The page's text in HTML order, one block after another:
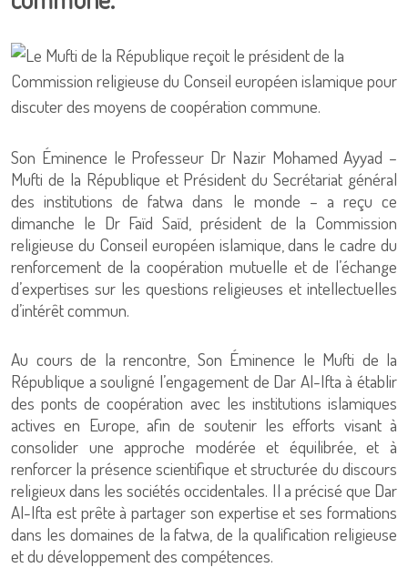
Son Éminence le Professeur Dr Nazir Mohamed Ayyad –
Mufti de la République et Président du Secrétariat général
des institutions de fatwa dans le monde – a reçu ce
dimanche le Dr Faïd Saïd, président de la Commission
religieuse du Conseil européen islamique, dans le cadre du
renforcement de la coopération mutuelle et de l’échange
d’expertises sur les questions religieuses et intellectuelles
d’intérêt commun.
Au cours de la rencontre, Son Éminence le Mufti de la
République a souligné l’engagement de Dar Al-Ifta à établir
des ponts de coopération avec les institutions islamiques
actives en Europe, afin de soutenir les efforts visant à
consolider une approche modérée et équilibrée, et à
renforcer la présence scientifique et structurée du discours
religieux dans les sociétés occidentales. Il a précisé que Dar
Al-Ifta est prête à partager son expertise et ses formations
dans les domaines de la fatwa, de la qualification religieuse
et du développement des compétences.